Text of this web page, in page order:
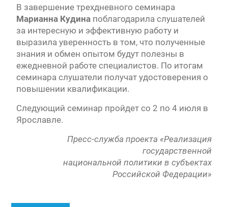
В завершение трехдневного семинара
Марианна Кудинапоблагодарила слушателей
за интересную и эффективную работу и
выразила уверенность в том, что полученные
знания и обмен опытом будут полезны в
ежедневной работе специалистов. По итогам
семинара слушатели получат удостоверения о
повышении квалификации.
Следующий семинар пройдет со 2 по 4 июля в
Ярославле.
Пресс-служба проекта «Реализация
государственной
национальной политики в субъектах
Российской Федерации»